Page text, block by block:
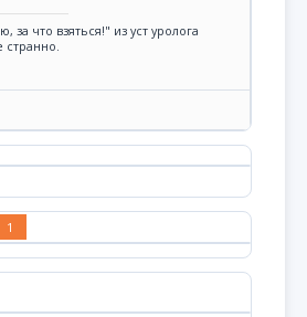
за что взяться!" из уст уролога
странно.
1